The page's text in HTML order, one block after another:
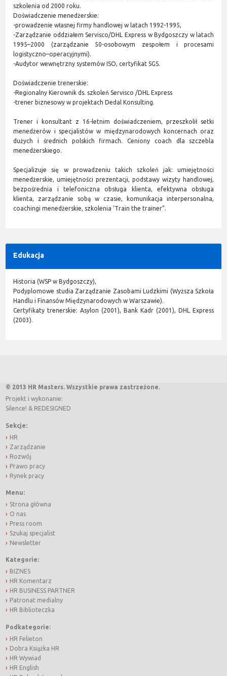
szkolenia od 2000 roku.
Doświadczenie menedżerskie:
-prowadzenie własnej firmy handlowej w latach 1992-1995,
-Zarządzanie oddziałem Servisco/DHL Express w Bydgoszczy w latach
1995–2000 (zarządzanie 50-osobowym zespołem i procesami
logistyczno–operacyjnymi).
-Audytor wewnętrzny systemów ISO, certyfikat SGS.
Doświadczenie trenerskie:
-Regionalny Kierownik ds. szkoleń Servisco /DHL Express
-trener biznesowy w projektach Dedal Konsulting.
Trener i konsultant z 16-letnim doświadczeniem, przeszkolił setki
menedżerów i specjalistów w międzynarodowych koncernach oraz
dużych i średnich polskich firmach. Ceniony coach dla szczebla
menedżerskiego.
Specjalizuje się w prowadzeniu takich szkoleń jak: umiejętności
menedżerskie, umiejętności prezentacji, podstawy wizyty handlowej,
bezpośrednia i telefoniczna obsługa klienta, efektywna obsługa
klienta, zarządzanie sobą w czasie, komunikacja interpersonalna,
coachingi menedżerskie, szkolenia ‘Train the trainer”.
Edukacja
Historia (WSP w Bydgoszczy),
Podyplomowe studia Zarządzanie Zasobami Ludzkimi (Wyższa Szkoła
Handlu i Finansów Międzynarodowych w Warszawie).
Certyfikaty trenerskie: Asylon (2001), Bank Kadr (2001), DHL Express
(2003).
© 2013 HR Masters. Wszystkie prawa zastrzeżone.
Projekt i wykonanie:
Silence! & REDESIGNED
Sekcje:
HR
Zarządzanie
Rozwój
Prawo pracy
Rynek pracy
Menu:
Strona główna
O nas
Press room
Szukaj specjalist
Newsletter
Kategorie:
BIZNES
HR Komentarz
HR BUSINESS PARTNER
Patronat medialny
HR Biblioteczka
Podkategorie:
HR Felieton
Dobra Książka HR
HR Wywiad
HR English